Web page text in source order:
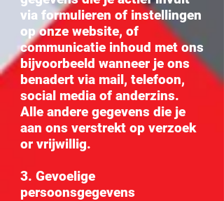
via formulieren of instellingen
op onze website, of
communicatie inhoud met ons
bijvoorbeeld wanneer je ons
benadert via mail, telefoon,
social media of anderzins.
Alle andere gegevens die je
aan ons verstrekt op verzoek
or vrijwillig.
3. Gevoelige
persoonsgegevens